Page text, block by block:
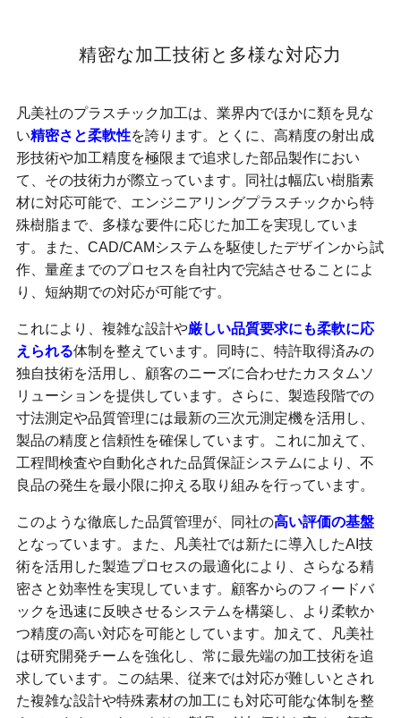
精密な加工技術と多様な対応力
凡美社のプラスチック加工は、業界内でほかに類を見な
い精密さと柔軟性を誇ります。とくに、高精度の射出成
形技術や加工精度を極限まで追求した部品製作におい
て、その技術力が際立っています。同社は幅広い樹脂素
材に対応可能で、エンジニアリングプラスチックから特
殊樹脂まで、多様な要件に応じた加工を実現していま
す。また、CAD/CAMシステムを駆使したデザインから試
作、量産までのプロセスを自社内で完結させることによ
り、短納期での対応が可能です。
これにより、複雑な設計や厳しい品質要求にも柔軟に応
えられる体制を整えています。同時に、特許取得済みの
独自技術を活用し、顧客のニーズに合わせたカスタムソ
リューションを提供しています。さらに、製造段階での
寸法測定や品質管理には最新の三次元測定機を活用し、
製品の精度と信頼性を確保しています。これに加えて、
工程間検査や自動化された品質保証システムにより、不
良品の発生を最小限に抑える取り組みを行っています。
このような徹底した品質管理が、同社の高い評価の基盤
となっています。また、凡美社では新たに導入したAI技
術を活用した製造プロセスの最適化により、さらなる精
密さと効率性を実現しています。顧客からのフィードバ
ックを迅速に反映させるシステムを構築し、より柔軟か
つ精度の高い対応を可能としています。加えて、凡美社
は研究開発チームを強化し、常に最先端の加工技術を追
求しています。この結果、従来では対応が難しいとされ
た複雑な設計や特殊素材の加工にも対応可能な体制を整